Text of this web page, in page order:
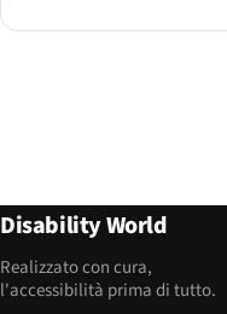
Disability World
Realizzato con cura,
l'accessibilità prima di tutto.